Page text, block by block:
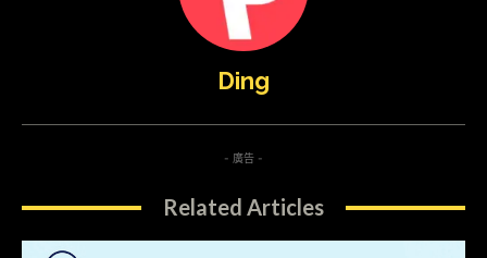
Ding
- 廣告 -
Related Articles